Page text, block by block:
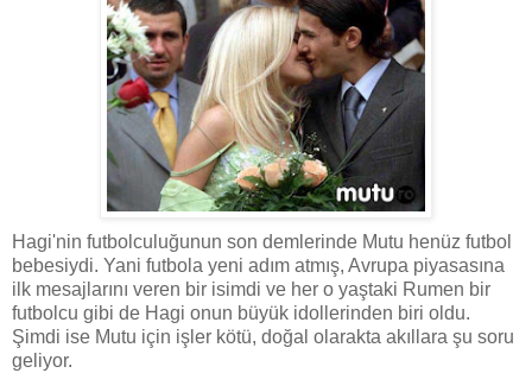
Hagi'nin futbolculuğunun son demlerinde Mutu henüz futbol
bebesiydi. Yani futbola yeni adım atmış, Avrupa piyasasına
ilk mesajlarını veren bir isimdi ve her o yaştaki Rumen bir
futbolcu gibi de Hagi onun büyük idollerinden biri oldu.
Şimdi ise Mutu için işler kötü, doğal olarakta akıllara şu soru
geliyor.